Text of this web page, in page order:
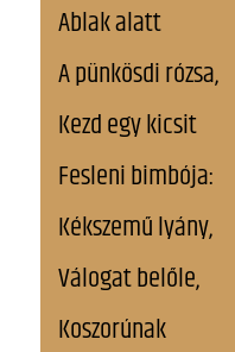
Ablak alatt
A pünkösdi rózsa,
Kezd egy kicsit
Fesleni bimbója:
Kékszemű lyány,
Válogat belőle,
Koszorúnak